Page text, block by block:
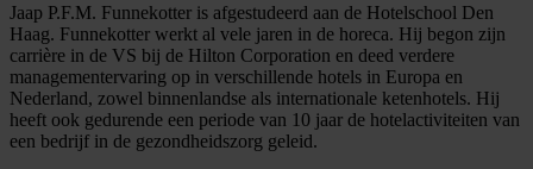
Jaap P.F.M. Funnekotter is afgestudeerd aan de Hotelschool Den
Haag. Funnekotter werkt al vele jaren in de horeca. Hij begon zijn
carrière in de VS bij de Hilton Corporation en deed verdere
managementervaring op in verschillende hotels in Europa en
Nederland, zowel binnenlandse als internationale ketenhotels. Hij
heeft ook gedurende een periode van 10 jaar de hotelactiviteiten van
een bedrijf in de gezondheidszorg geleid.